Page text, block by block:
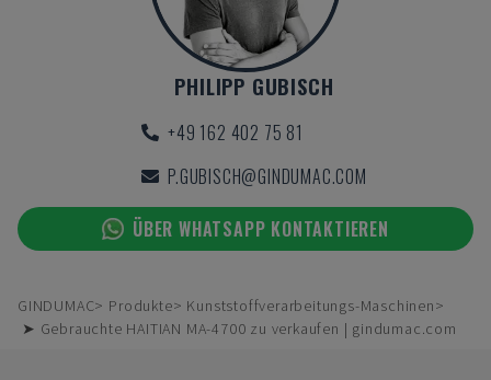
PHILIPP GUBISCH
+49 162 402 75 81
P.GUBISCH@GINDUMAC.COM
ÜBER WHATSAPP KONTAKTIEREN
GINDUMAC Produkte
Kunststoffverarbeitungs-Maschinen
➤ Gebrauchte HAITIAN MA-4700 zu verkaufen | gindumac.com